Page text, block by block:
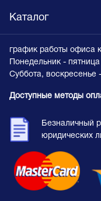
Каталог
график работы офиса
Понедельник -
Суббота, воскресенье
Доступные методы
Безналичный
юридических